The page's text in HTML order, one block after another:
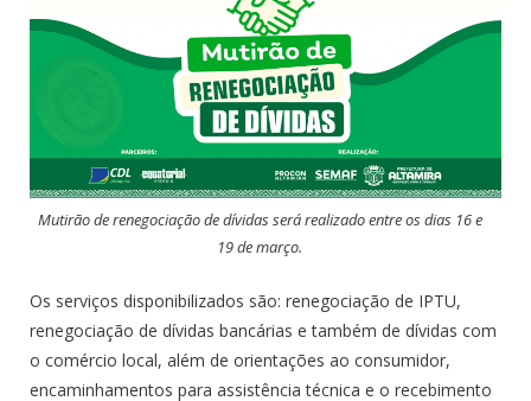
Mutirão de renegociação de dívidas será realizado entre os dias 16 e
19 de março.
Os serviços disponibilizados são: renegociação de IPTU,
renegociação de dívidas bancárias e também de dívidas com
o comércio local, além de orientações ao consumidor,
encaminhamentos para assistência técnica e o recebimento